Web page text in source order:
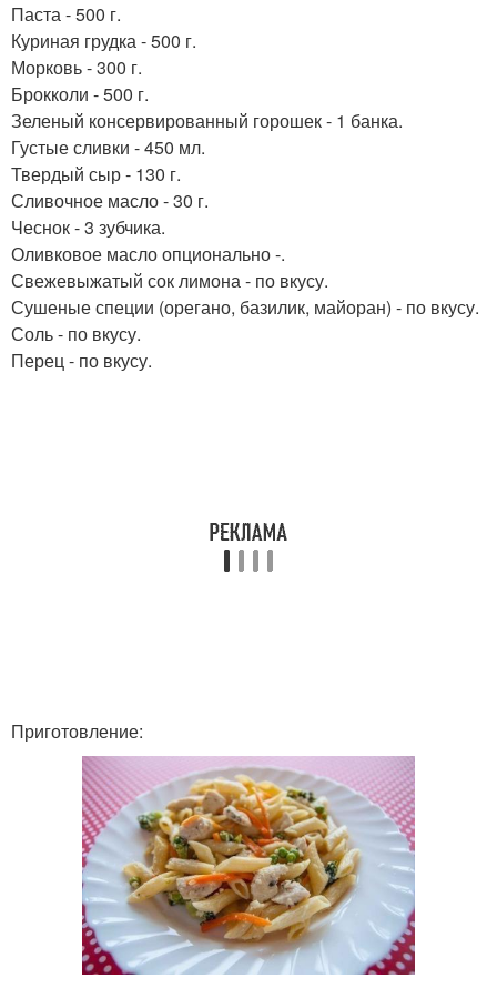
Паста - 500 г.
Куриная грудка - 500 г.
Морковь - 300 г.
Брокколи - 500 г.
Зеленый консервированный горошек - 1 банка.
Густые сливки - 450 мл.
Твердый сыр - 130 г.
Сливочное масло - 30 г.
Чеснок - 3 зубчика.
Оливковое масло опционально -.
Свежевыжатый сок лимона - по вкусу.
Сушеные специи (орегано, базилик, майоран) - по вкусу.
Соль - по вкусу.
Перец - по вкусу.
Приготовление: